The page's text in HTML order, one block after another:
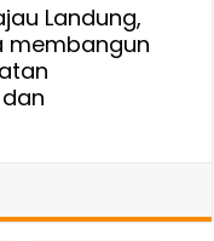
Landung,
membangun